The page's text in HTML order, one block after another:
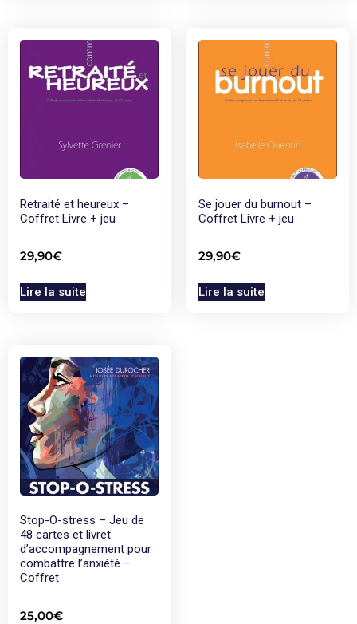
Retraité et heureux –
Coffret Livre + jeu
29,90€
Lire la suite
Se jouer du burnout –
Coffret Livre + jeu
29,90€
Lire la suite
Stop-O-stress – Jeu de
48 cartes et livret
d’accompagnement pour
combattre l’anxiété –
Coffret
25,00€